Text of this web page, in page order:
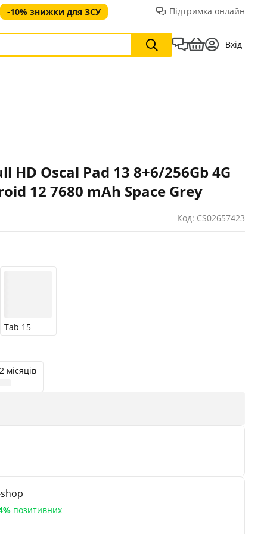
-10% знижки для ЗСУ Підтримка онлайн
Вхід
HD Oscal Pad 13 8+6/256Gb 4G
12 7680 mAh Space Grey
Код: CS02657423
Tab 15
місяців
позитивних